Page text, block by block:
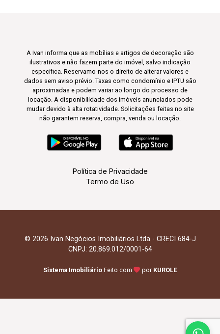
A Ivan informa que as mobílias e artigos de decoração são
ilustrativos e não fazem parte do imóvel, salvo indicação
específica. Reservamo-nos o direito de alterar valores e
dados sem aviso prévio. Taxas como condomínio e IPTU são
aproximadas e podem variar ao longo do processo de
locação. A disponibilidade dos imóveis anunciados pode
mudar devido à alta rotatividade. Solicitações feitas no site
não garantem reserva, compra, venda ou locação.
Política de Privacidade
Termo de Uso
© 2026 Ivan Negócios Imobiliários Ltda - CRECI 684-J
CNPJ: 20.869.012/0001-64
Sistema Imobiliário Feito com por KUROLE